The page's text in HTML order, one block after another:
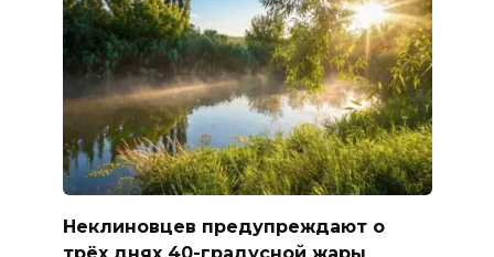
Неклиновцев предупреждают о
трёх днях 40-градусной жары